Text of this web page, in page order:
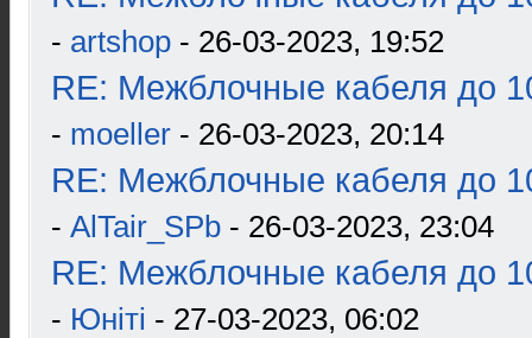
- artshop - 26-03-2023, 19:52
RE: Межблочные кабеля до
- moeller - 26-03-2023, 20:14
RE: Межблочные кабеля до
- AlTair_SPb - 26-03-2023, 23:04
RE: Межблочные кабеля до
- Юнiтi - 27-03-2023, 06:02